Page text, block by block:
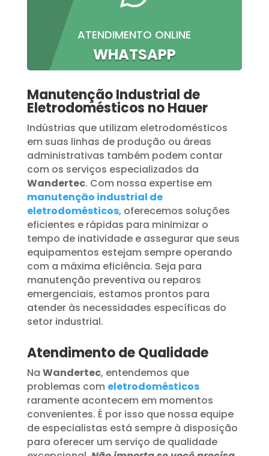
ATENDIMENTO ONLINE
WHATSAPP
Manutenção Industrial de
Eletrodomésticos no Hauer
Indústrias que utilizam eletrodomésticos
em suas linhas de produção ou áreas
administrativas também podem contar
com os serviços especializados da
Wandertec. Com nossa expertise em
manutenção industrial de
eletrodomésticos, oferecemos soluções
eficientes e rápidas para minimizar o
tempo de inatividade e assegurar que seus
equipamentos estejam sempre operando
com a máxima eficiência. Seja para
manutenção preventiva ou reparos
emergenciais, estamos prontos para
atender às necessidades específicas do
setor industrial.
Atendimento de Qualidade
Na Wandertec, entendemos que
problemas com eletrodomésticos
raramente acontecem em momentos
convenientes. É por isso que nossa equipe
de especialistas está sempre à disposição
para oferecer um serviço de qualidade